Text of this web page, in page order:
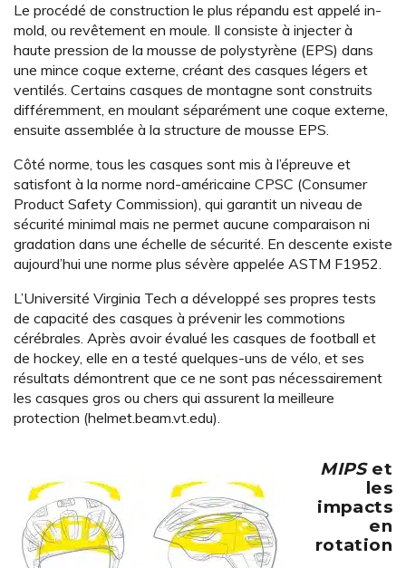
Le procédé de construction le plus répandu est appelé in-
mold, ou revêtement en moule. Il consiste à injecter à
haute pression de la mousse de polystyrène (EPS) dans
une mince coque externe, créant des casques légers et
ventilés. Certains casques de montagne sont construits
différemment, en moulant séparément une coque externe,
ensuite assemblée à la structure de mousse EPS.
Côté norme, tous les casques sont mis à l’épreuve et
satisfont à la norme nord-américaine CPSC (Consumer
Product Safety Commission), qui garantit un niveau de
sécurité minimal mais ne permet aucune comparaison ni
gradation dans une échelle de sécurité. En descente existe
aujourd’hui une norme plus sévère appelée ASTM F1952.
L’Université Virginia Tech a développé ses propres tests
de capacité des casques à prévenir les commotions
cérébrales. Après avoir évalué les casques de football et
de hockey, elle en a testé quelques-uns de vélo, et ses
résultats démontrent que ce ne sont pas nécessairement
les casques gros ou chers qui assurent la meilleure
protection (helmet.beam.vt.edu).
MIPSet
les
impacts
en
rotation